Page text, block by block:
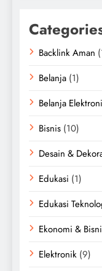
Backlink Aman
Belanja (1)
Belanja
Bisnis (10)
Desain &
Edukasi (1)
Edukasi
Ekonomi &
Elektronik (9)